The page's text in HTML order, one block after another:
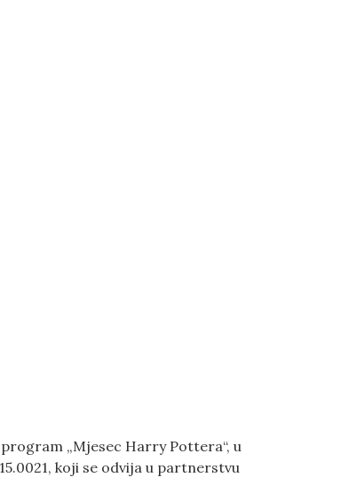
„Mjesec Harry Pottera“, u
koji se odvija u partnerstvu